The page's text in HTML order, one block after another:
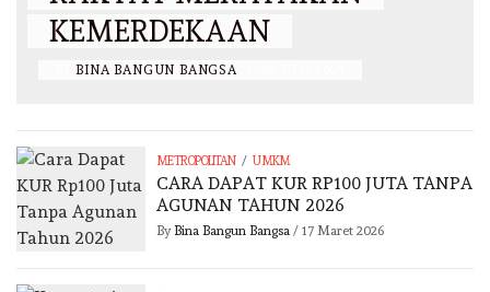
KEMERDEKAAN
BINA BANGUN BANGSA
METROPOLITAN / UMKM
CARA DAPAT KUR RP100 JUTA TANPA
AGUNAN TAHUN 2026
By Bina Bangun Bangsa/ 17 Maret 2026